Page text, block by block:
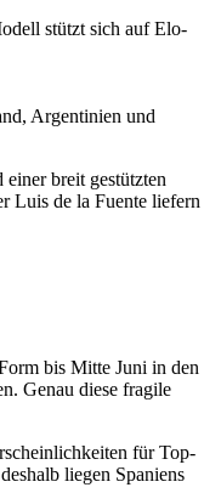
stützt sich auf Elo-
Argentinien und
breit gestützten
Luis de la Fuente liefern
bis Mitte Juni in den
Genau diese fragile
für Top-
liegen Spaniens